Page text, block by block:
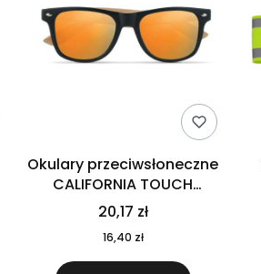
Okulary przeciwsłoneczne
CALIFORNIA TOUCH
MO9617-10
20,17 zł
16,40 zł